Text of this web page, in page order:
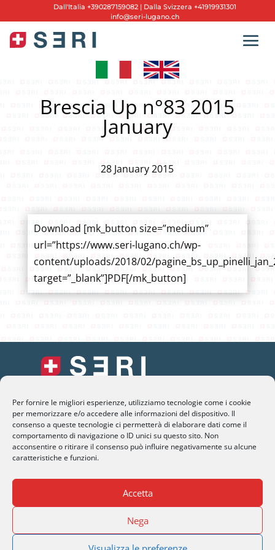
Per fornire le migliori esperienze, utilizziamo tecnologie come i cookie
per memorizzare e/o accedere alle informazioni del dispositivo. Il
consenso a queste tecnologie ci permetterà di elaborare dati come il
comportamento di navigazione o ID unici su questo sito. Non
acconsentire o ritirare il consenso può influire negativamente su alcune
caratteristiche e funzioni.
Accetta
Nega
Dall'Italia +390287159082 | Dalla Svizzera +41919931301
info@seri-lugano.ch
Brescia Up n°83 2015
January
28 January 2015
Download [mk_button size=”medium”
url=”https://www.seri-lugano.ch/wp-
content/uploads/2018/02/
target=”_blank”]PDF[/mk_button]
SERI Lugano
Palazzo Mantegazza (9° Piano)
CH-6900 Lugano – Paradiso
T+39 02 8715 90 82